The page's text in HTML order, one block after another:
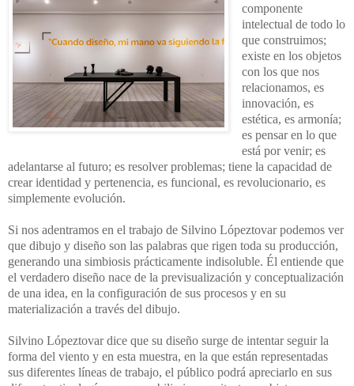
componente
intelectual de todo lo
que construimos;
existe en los objetos
con los que nos
relacionamos, es
innovación, es
estética, es armonía;
es pensar en lo que
está por venir; es
adelantarse al futuro; es resolver problemas; tiene la capacidad de
crear identidad y pertenencia, es funcional, es revolucionario, es
simplemente evolución.
Si nos adentramos en el trabajo de Silvino Lópeztovar podemos ver
que dibujo y diseño son las palabras que rigen toda su producción,
generando una simbiosis prácticamente indisoluble. Él entiende que
el verdadero diseño nace de la previsualización y conceptualización
de una idea, en la configuración de sus procesos y en su
materialización a través del dibujo.
Silvino Lópeztovar dice que su diseño surge de intentar seguir la
forma del viento y en esta muestra, en la que están representadas
sus diferentes líneas de trabajo, el público podrá apreciarlo en sus